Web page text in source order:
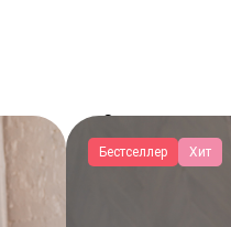
Сортировать:
Бестселлер Хит